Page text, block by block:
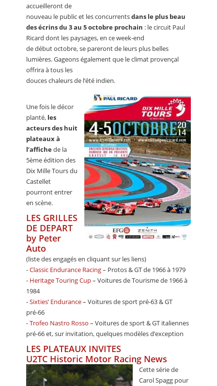
accueilleront de
nouveau le public et les concurrentsdans le plus beau
des écrins du 3 au 5 octobre prochain : le circuit Paul
Ricard dont les paysages, en ce week-end
de début octobre, se pareront de leurs plus belles
lumières. Gageons également que le climat provençal
offrira à tous les
douces chaleurs de l’été indien.
Une fois le décor
planté, les
acteurs des huit
plateaux à
l’affichede la
5ème édition des
Dix Mille Tours du
Castellet
pourront entrer
en scène.
LES GRILLES
DE DEPART
by Peter
Auto
(liste des engagés en cliquant sur les liens)
-Classic Endurance Racing– Protos & GT de 1966 à 1979
- Heritage Touring Cup– Voitures de Tourisme de 1966 à
1984
-Sixties’ Endurance– Voitures de sport pré-63 & GT
pré-66
-Trofeo Nastro Rosso – Voitures de sport & GT italiennes
pré-66 et, sur invitation, quelques modèles d’exception
LES PLATEAUX INVITES
U2TC Historic Motor Racing News
Cette série de
Carol Spagg pour